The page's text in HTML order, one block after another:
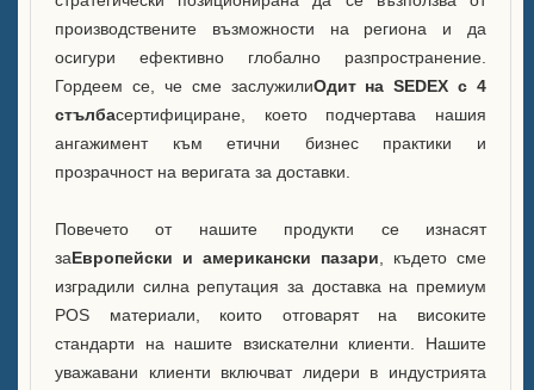
производствените възможности на региона и да
осигури ефективно глобално разпространение.
Гордеем се, че сме заслужилиОдит на SEDEX с 4
стълбасертифициране, което подчертава нашия
ангажимент към етични бизнес практики и
прозрачност на веригата за доставки.
Повечето от нашите продукти се изнасят
заЕвропейски и американски пазари , където сме
изградили силна репутация за доставка на премиум
POS материали, които отговарят на високите
стандарти на нашите взискателни клиенти. Нашите
уважавани клиенти включват лидери в индустрията